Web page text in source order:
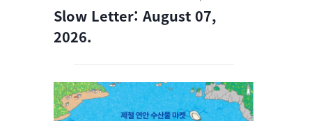
Slow Letter: August 07,
2026.